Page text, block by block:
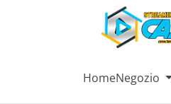
HomeNegozio